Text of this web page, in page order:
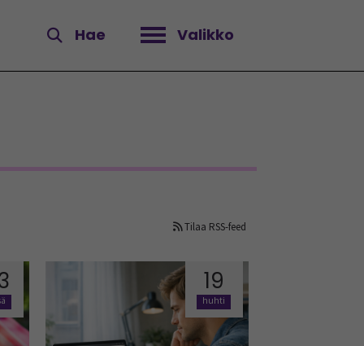
Hae Valikko
Avaa valikko
Tilaa RSS-feed
19
huhti